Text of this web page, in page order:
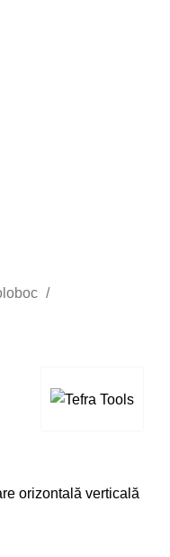
orizontală verticală